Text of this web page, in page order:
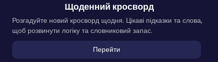
Щоденний кросворд
Розгадуйте новий кросворд щодня. Цікаві підказки та слова,
щоб розвинути логіку та словниковий запас.
Перейти